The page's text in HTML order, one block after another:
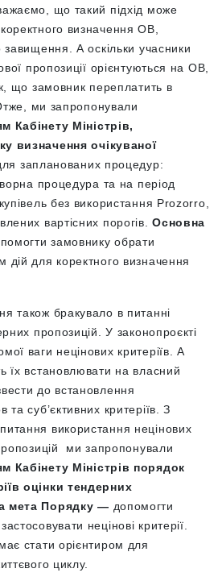
що такий підхід може
визначення ОВ,
завищення. А оскільки учасники
пропозиції орієнтуються на ОВ,
що замовник переплатить в
Отже, ми запропонували
Кабінету Міністрів,
визначення очікуваної
запланованих процедур:
процедура та на період
без використання Prozorro,
вартісних порогів.Основна
замовнику обрати
дій для коректного визначення
також бракувало в питанні
пропозицій. У законопроєкті
ваги нецінових критеріїв. А
їх встановлювати на власний
до встановлення
та суб’єктивних критеріїв. З
використання нецінових
ми запропонували
Кабінету Міністрів порядок
оцінки тендерних
мета Порядку — допомогти
нецінові критерії.
стати орієнтиром для
циклу.